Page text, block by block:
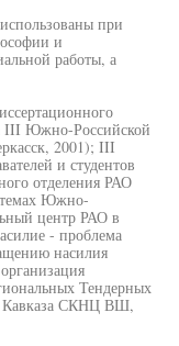
при
и
работы, а
III Южно-Российской
2001); III
и студентов
отделения РАО
Южно-
центр РАО в
- проблема
насилия
Тендерных
Кавказа СКНЦ ВШ,